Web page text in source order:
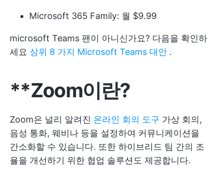
Microsoft 365 Family: 월 $9.99
microsoft Teams 팬이 아니신가요? 다음을 확인하
세요 상위 8 가지 Microsoft Teams 대안 .
**Zoom이란?
Zoom은 널리 알려진 온라인 회의 도구 가상 회의,
음성 통화, 웨비나 등을 설정하여 커뮤니케이션을
간소화할 수 있습니다. 또한 하이브리드 팀 간의 조
율을 개선하기 위한 협업 솔루션도 제공합니다.